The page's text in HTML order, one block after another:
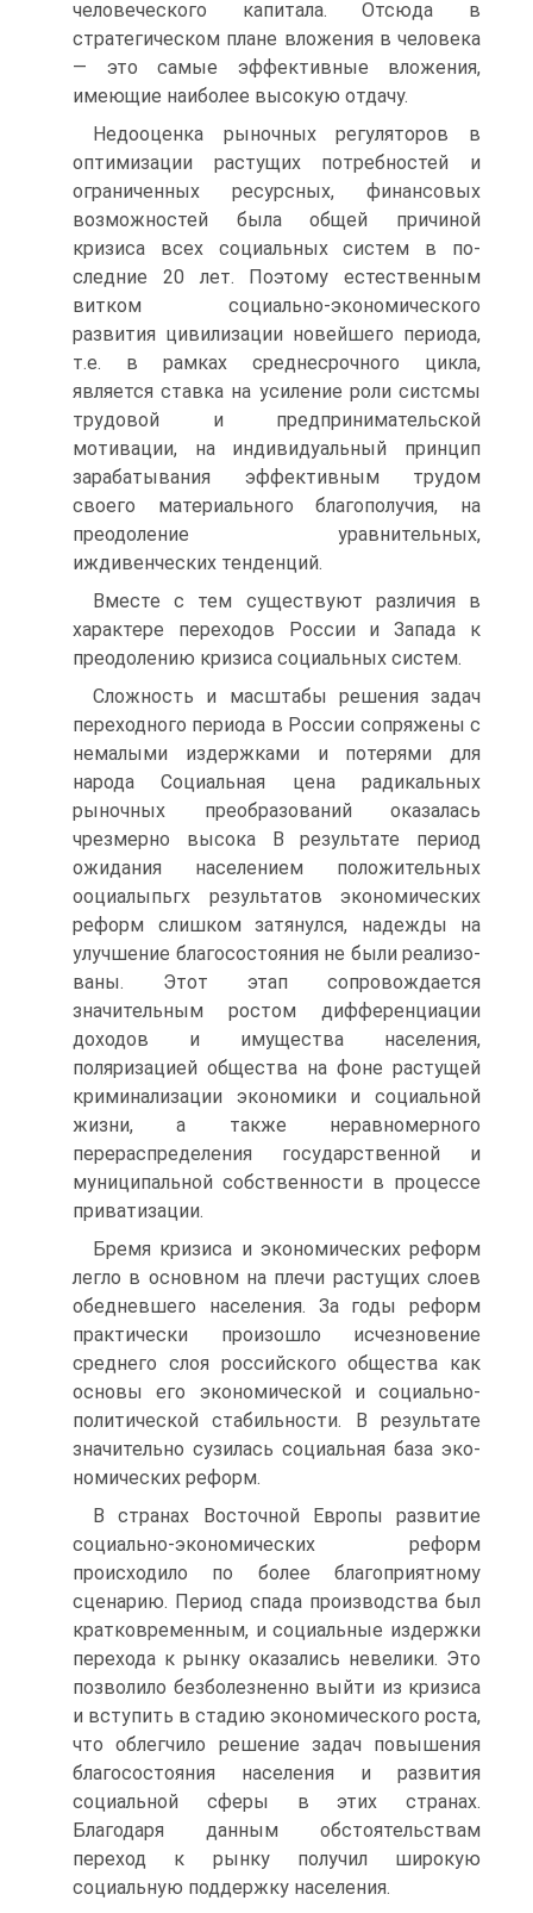
человеческого капитала. Отсюда в
стратегическом плане вложения в человека
— это самые эффективные вложения,
имеющие наиболее высокую отдачу.
Недооценка рыночных регуляторов в
оптимизации растущих потребностей и
ограниченных ресурсных, финансовых
возможно­стей была общей причиной
кризиса всех социальных систем в по­
следние 20 лет. Поэтому естественным
витком социально-эконо­мического
развития цивилизации новейшего периода,
т.е. в рамках среднесрочного цикла,
является ставка на усиление роли систсмы
трудовой и предпринимательской
мотивации, на индивидуальный принцип
зарабатывания эффективным трудом
своего материально­го благополучия, на
преодоление уравнительных,
иждивенческих тенденций.
Вместе с тем существуют различия в
характере переходов Рос­сии и Запада к
преодолению кризиса социальных систем.
Сложность и масштабы решения задач
переходного периода в России сопряжены с
немалыми издержками и потерями для
народа Социальная цена радикальных
рыночных преобразований оказалась
чрезмерно высока В результате период
ожидания населением поло­жительных
ооциалыпьгх результатов экономических
реформ слишком затянулся, надежды на
улучшение благосостояния не были реализо­
ваны. Этот этап сопровождается
значительным ростом дифферен­циации
доходов и имущества населения,
поляризацией общества на фоне растущей
криминализации экономики и социальной
жизни, а также неравномерного
перераспределения государственной и
муни­ципальной собственности в процессе
приватизации.
Бремя кризиса и экономических реформ
легло в основном на плечи растущих слоев
обедневшего населения. За годы реформ
прак­тически произошло исчезновение
среднего слоя российского обще­ства как
основы его экономической и социально-
политической ста­бильности. В результате
значительно сузилась социальная база эко­
номических реформ.
В странах Восточной Европы развитие
социально-экономических реформ
происходило по более благоприятному
сценарию. Период спада производства был
кратковременным, и социальные издержки
перехода к рынку оказались невелики. Это
позволило безболезненно выйти из кризиса
и вступить в стадию экономического роста,
что облегчило решение задач повышения
благосостояния населения и развития
социальной сферы в этих странах.
Благодаря данным об­стоятельствам
переход к рынку получил широкую
социальную под­держку населения.